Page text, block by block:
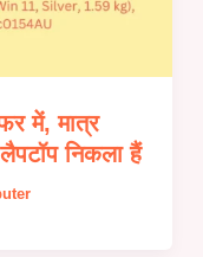
में, मात्र
निकला हैं